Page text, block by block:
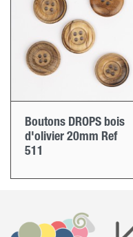
Boutons DROPS bois
d'olivier 20mm Ref
511